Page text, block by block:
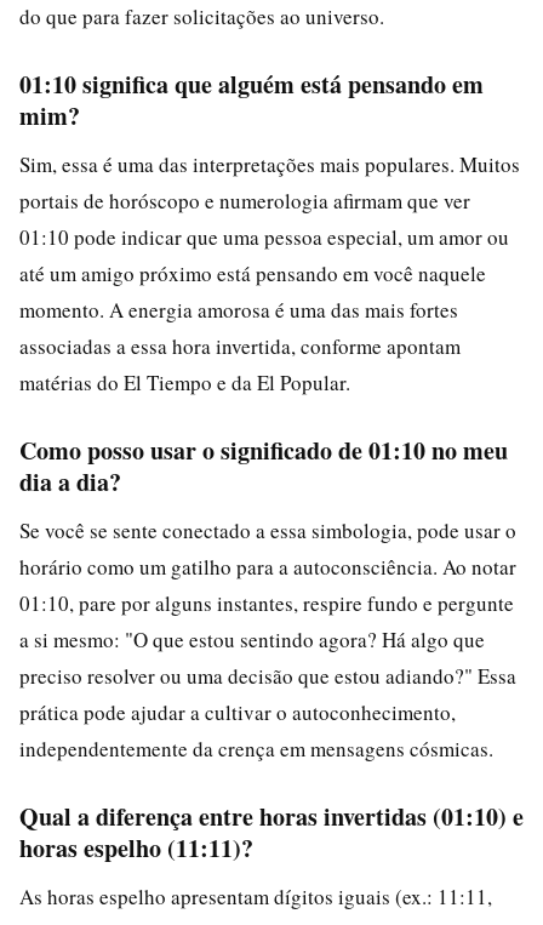
do que para fazer solicitações ao universo.
01:10 significa que alguém está pensando em
mim?
Sim, essa é uma das interpretações mais populares. Muitos
portais de horóscopo e numerologia afirmam que ver
01:10 pode indicar que uma pessoa especial, um amor ou
até um amigo próximo está pensando em você naquele
momento. A energia amorosa é uma das mais fortes
associadas a essa hora invertida, conforme apontam
matérias do El Tiempo e da El Popular.
Como posso usar o significado de 01:10 no meu
dia a dia?
Se você se sente conectado a essa simbologia, pode usar o
horário como um gatilho para a autoconsciência. Ao notar
01:10, pare por alguns instantes, respire fundo e pergunte
a si mesmo: "O que estou sentindo agora? Há algo que
preciso resolver ou uma decisão que estou adiando?" Essa
prática pode ajudar a cultivar o autoconhecimento,
independentemente da crença em mensagens cósmicas.
Qual a diferença entre horas invertidas (01:10) e
horas espelho (11:11)?
As horas espelho apresentam dígitos iguais (ex.: 11:11,